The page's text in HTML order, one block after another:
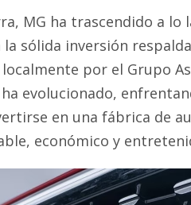
MG ha trascendido a lo
sólida inversión
por el Grupo
evolucionado,
en una fábrica de
económico y